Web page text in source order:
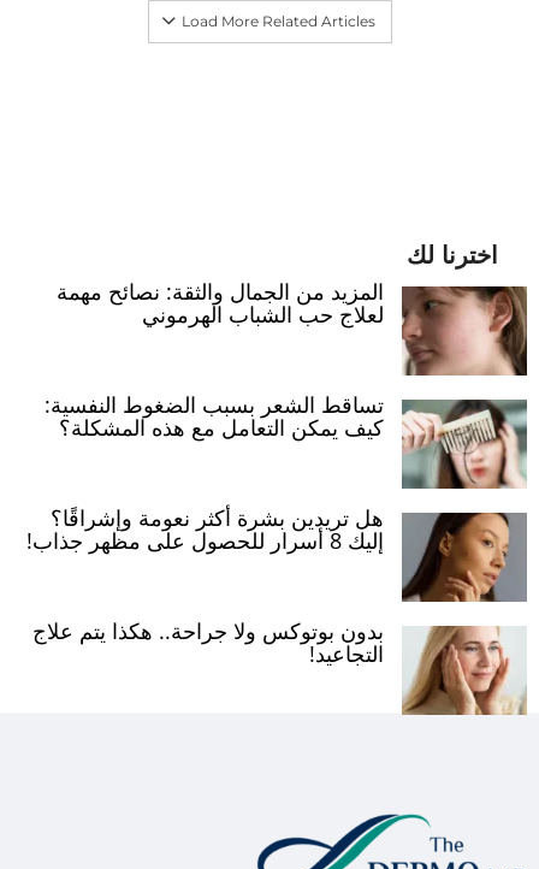
Load More Related Articles
اخترنا لك
المزيد من الجمال والثقة: نصائح مهمة
لعلاج حب الشباب الهرموني
تساقط الشعر بسبب الضغوط النفسية:
كيف يمكن التعامل مع هذه المشكلة؟
هل تريدين بشرة أكثر نعومة وإشراقًا؟
إليك 8 أسرار للحصول على مظهر جذاب!
بدون بوتوكس ولا جراحة.. هكذا يتم علاج
التجاعيد!